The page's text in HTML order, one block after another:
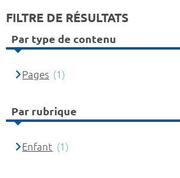
FILTRE DE RÉSULTATS
Par type de contenu
Pages (1)
Par rubrique
Enfant (1)